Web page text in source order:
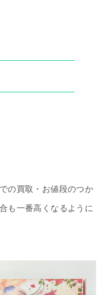
の買取・お値段のつか
も一番高くなるように